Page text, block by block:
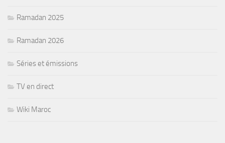
Ramadan 2025
Ramadan 2026
Séries et émissions
TV en direct
Wiki Maroc